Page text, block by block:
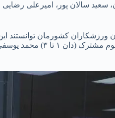
سعید سالان پور، امیرعلی